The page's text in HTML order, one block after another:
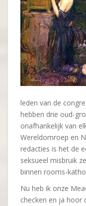
leden van de
hebben drie oud-
onafhankelijk van
Wereldomroep en
redacties is het de
seksueel misbruik
binnen rooms-
Nu heb ik onze
checken en ja hoor